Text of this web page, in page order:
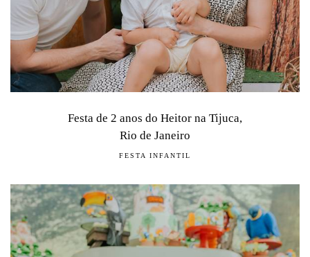
Festa de 2 anos do Heitor na Tijuca,
Rio de Janeiro
FESTA INFANTIL